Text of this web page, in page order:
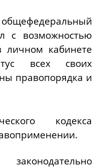
с возможностью
личном кабинете
всех своих
правопорядка и
кодекса